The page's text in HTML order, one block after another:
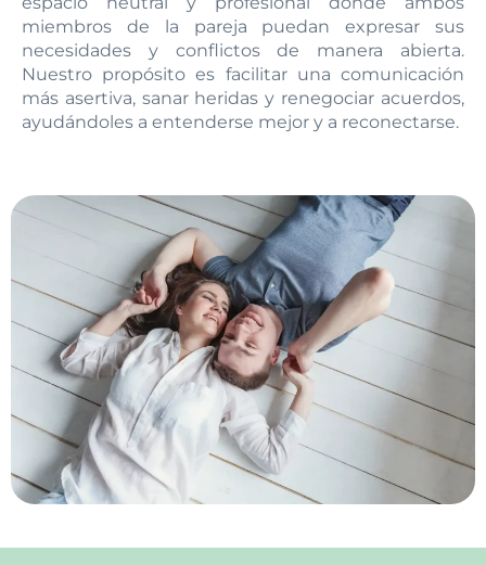
miembros de la pareja puedan expresar sus
necesidades y conflictos de manera abierta.
Nuestro propósito es facilitar una comunicación
más asertiva, sanar heridas y renegociar acuerdos,
ayudándoles a entenderse mejor y a reconectarse.